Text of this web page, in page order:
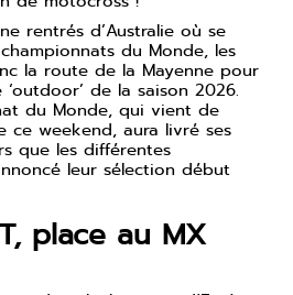
rentrés d’Australie où se
du Monde, les
la route de la Mayenne pour
de la saison 2026.
du Monde, qui vient de
ce weekend, aura livré ses
que les différentes
leur sélection début
place au MX